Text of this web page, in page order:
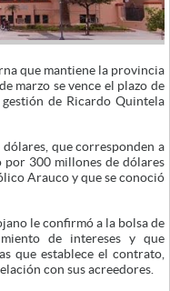
que mantiene la provincia
marzo se vence el plazo de
de Ricardo Quintela
que corresponden a
por 300 millones de dólares
Arauco y que se conoció
le confirmó a la bolsa de
de intereses y que
que establece el contrato,
con sus acreedores.